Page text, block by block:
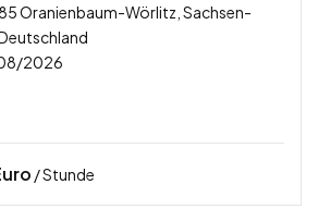
Oranienbaum-Wörlitz, Sachsen-
2026
/ Stunde